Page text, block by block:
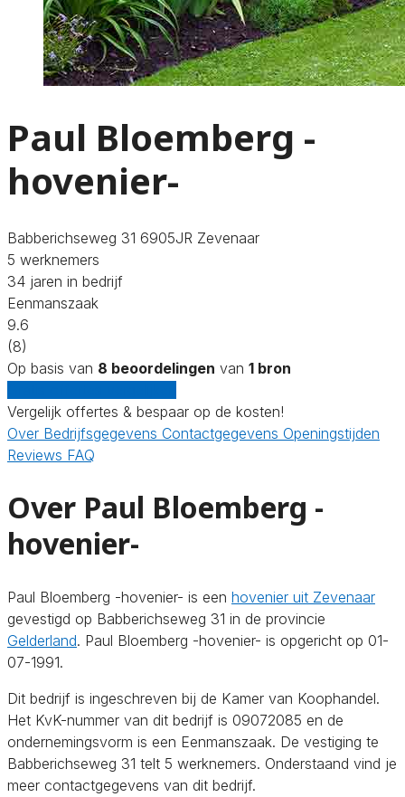
Paul Bloemberg -
hovenier-
Babberichseweg 31 6905JR Zevenaar
5 werknemers
34 jaren in bedrijf
Eenmanszaak
9.6
(8)
Op basis van 8 beoordelingen van 1 bron
Vergelijk offertes & bespaar op de kosten!
Over Bedrijfsgegevens Contactgegevens Openingstijden
Reviews FAQ
Over Paul Bloemberg -
hovenier-
Paul Bloemberg -hovenier- is een hovenier uit Zevenaar
gevestigd op Babberichseweg 31 in de provincie
Gelderland. Paul Bloemberg -hovenier- is opgericht op 01-
07-1991.
Dit bedrijf is ingeschreven bij de Kamer van Koophandel.
Het KvK-nummer van dit bedrijf is 09072085 en de
ondernemingsvorm is een Eenmanszaak. De vestiging te
Babberichseweg 31 telt 5 werknemers. Onderstaand vind je
meer contactgegevens van dit bedrijf.